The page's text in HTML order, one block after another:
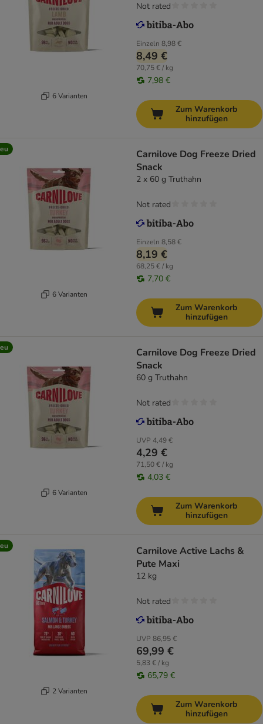
6 Varianten
Einzeln 8,98 €
8,49 €
70,75 € / kg
7,98 €
Not rated
Zum Warenkorb
hinzufügen
6 Varianten
Carnilove Dog Freeze Dried
Snack
2 x 60 g Truthahn
Einzeln 8,58 €
8,19 €
68,25 € / kg
7,70 €
Not rated
Zum Warenkorb
hinzufügen
6 Varianten
Carnilove Dog Freeze Dried
Snack
60 g Truthahn
UVP 4,49 €
4,29 €
71,50 € / kg
4,03 €
Not rated
Zum Warenkorb
hinzufügen
2 Varianten
Carnilove Active Lachs &
Pute Maxi
12 kg
UVP 86,95 €
69,99 €
5,83 € / kg
65,79 €
Not rated
Zum Warenkorb
hinzufügen